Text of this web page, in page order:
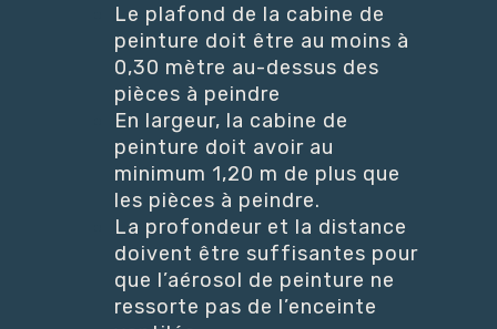
Le plafond de la cabine de
peinture doit être au moins à
0,30 mètre au-dessus des
pièces à peindre
En largeur, la cabine de
peinture doit avoir au
minimum 1,20 m de plus que
les pièces à peindre.
La profondeur et la distance
doivent être suffisantes pour
que l’aérosol de peinture ne
ressorte pas de l’enceinte